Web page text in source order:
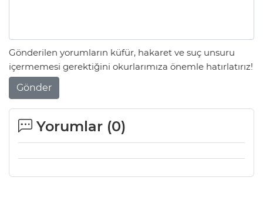
Gönderilen yorumların küfür, hakaret ve suç unsuru
içermemesi gerektiğini okurlarımıza önemle hatırlatırız!
Gönder
Yorumlar (0)